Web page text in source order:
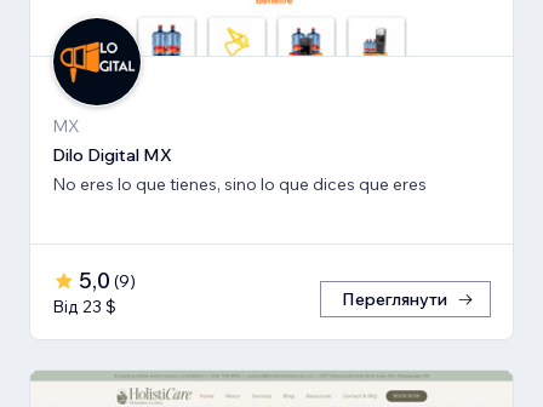
MX
Dilo Digital MX
No eres lo que tienes, sino lo que dices que eres
5,0 (9)
Від 23 $
Переглянути